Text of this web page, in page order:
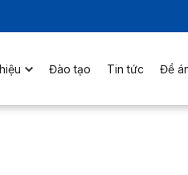
Đào tạo Tin tức Đề